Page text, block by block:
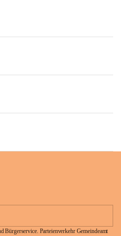
Bürgerservice. Parteienverkehr Gemeindeamt